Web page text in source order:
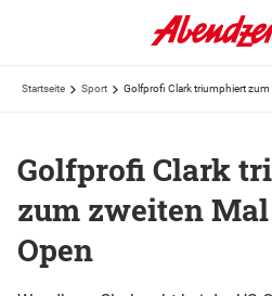
Startseite Sport Golfprofi Clark triumphiert zum
Golfprofi Clark
zum zweiten Mal
Open